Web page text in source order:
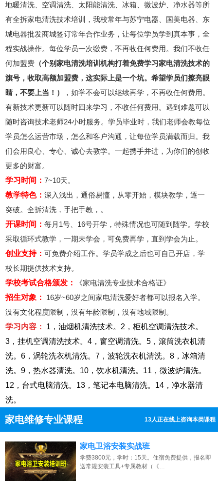
地暖清洗、空调清洗、太阳能清洗、冰箱、微波炉、净水器等所
有全拆家电清洗技术培训，我校常年与苏宁电器、国美电器、东
城电器批发商城签订常年合作业务，让每位学员学到真本事，全
程实战操作。每位学员一次缴费，不再收任何费用。我们不收任
何加盟费 （个别家电清洗培训机构打着免费学习家电清洗技术的
旗号，收取高额加盟费，这实际上是一个坑。希望学员们擦亮眼
睛，不要上当！）
，如学不会可以继续再学，不再收任何费用。
有新技术更新可以随时回来学习，不收任何费用。遇到难题可以
随时咨询技术老师24小时服务。学员毕业时，我们老师会教每位
学员怎么运营市场，怎么和客户沟通，让每位学员满载而归。我
们会用良心、专心、诚心去教学。一起携手并进，为你们的创收
更多的财富。
学习时间：7~10天。
教学特色：深入浅出，通俗易懂，从零开始，模块教学，逐一
突破。全拆清洗，手把手教，。
开课时间：每月1号、16号开学，特殊情况也可随到随学。学校
采取循环式教学，一期未学会，可免费再学，直到学会为止。
创业支持：可免费介绍工作。学员学成之后也可自己开店，学
校长期提供技术支持。
学校考试合格颁发：
《家电清洗专业技术合格证》
招生对象： 16岁~60岁之间家电清洗爱好者都可以报名入学。
没有文化程度限制，没有年龄限制，没有地域限制。
学习内容：
1，油烟机清洗技术。2，柜机空调清洗技术。
3，挂机空调清洗技术。4，窗空调清洗。5，滾筒洗衣机清
洗。6，涡轮洗衣机清洗。7，波轮洗衣机清洗。8，冰箱清
洗。9，热水器清洗。10，饮水机清洗。11，微波炉清洗。
12，台式电脑清洗。13，笔记本电脑清洗。14，净水器清
洗。
家电维修专业课程 9人正在线上咨询本类课程
点击免费咨询电话：13807313137
家电卫浴安装实战班
学费3800元，学时：15天。住宿免费提供，报名即
送常规安装工具+专属教材（《…